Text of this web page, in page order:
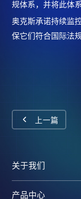
规体系，并将此体
奥克斯承诺持续监
保它们符合国际法
上一篇
关于我们
产品中心